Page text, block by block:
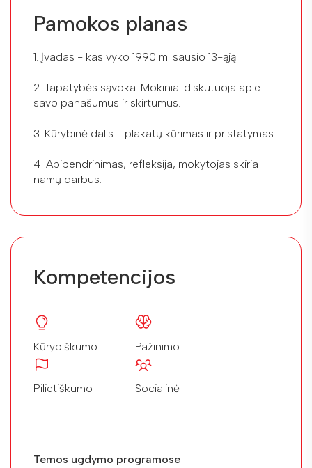
Pamokos planas
1. Įvadas - kas vyko 1990 m. sausio 13-ąją.
2. Tapatybės sąvoka. Mokiniai diskutuoja apie
savo panašumus ir skirtumus.
3. Kūrybinė dalis - plakatų kūrimas ir pristatymas.
4. Apibendrinimas, refleksija, mokytojas skiria
namų darbus.
Kompetencijos
Kūrybiškumo Pažinimo
Pilietiškumo Socialinė
Temos ugdymo programose